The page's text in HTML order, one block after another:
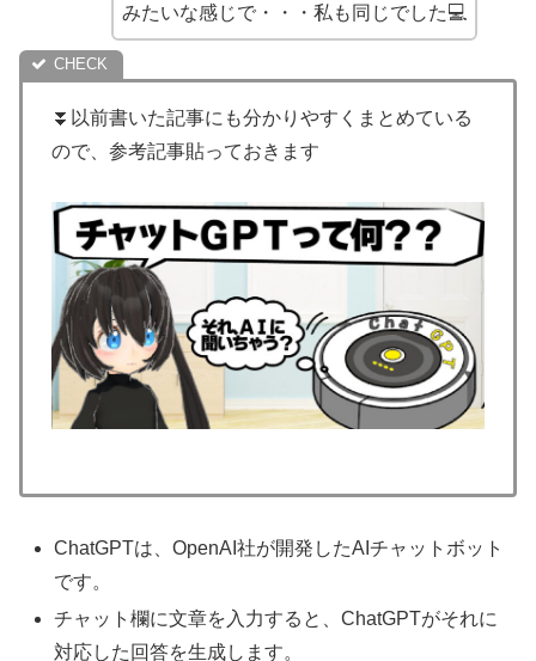
みたいな感じで・・・私も同じでした💻
⏬以前書いた記事にも分かりやすくまとめている
ので、参考記事貼っておきます
ChatGPTは、OpenAI社が開発したAIチャットボット
です。
チャット欄に文章を入力すると、ChatGPTがそれに
対応した回答を生成します。